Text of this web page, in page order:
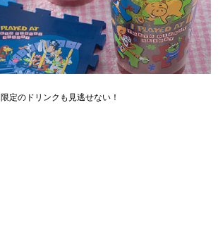
限定のドリンクも見逃せない！